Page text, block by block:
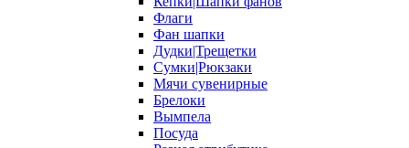
Флаги
Фан шапки
Дудки|Трещетки
Сумки|Рюкзаки
Мячи сувенирные
Брелоки
Вымпела
Посуда